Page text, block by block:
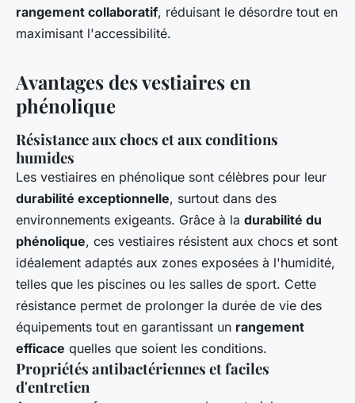
rangement collaboratif, réduisant le désordre tout en
maximisant l'accessibilité.
Avantages des vestiaires en
phénolique
Résistance aux chocs et aux conditions
humides
Les vestiaires en phénolique sont célèbres pour leur
durabilité exceptionnelle, surtout dans des
environnements exigeants. Grâce à la durabilité du
phénolique, ces vestiaires résistent aux chocs et sont
idéalement adaptés aux zones exposées à l'humidité,
telles que les piscines ou les salles de sport. Cette
résistance permet de prolonger la durée de vie des
équipements tout en garantissant un rangement
efficace quelles que soient les conditions.
Propriétés antibactériennes et faciles
d'entretien